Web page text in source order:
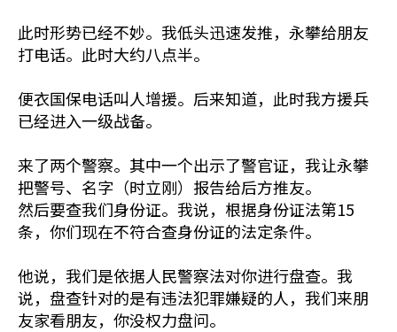
此时形势已经不妙。我低头迅速发推，永攀给朋友
打电话。此时大约八点半。
便衣国保电话叫人增援。后来知道，此时我方援兵
已经进入一级战备。
来了两个警察。其中一个出示了警官证，我让永攀
把警号、名字（时立刚）报告给后方推友。
然后要查我们身份证。我说，根据身份证法第15
条，你们现在不符合查身份证的法定条件。
他说，我们是依据人民警察法对你进行盘查。我
说，盘查针对的是有违法犯罪嫌疑的人，我们来朋
友家看朋友，你没权力盘问。